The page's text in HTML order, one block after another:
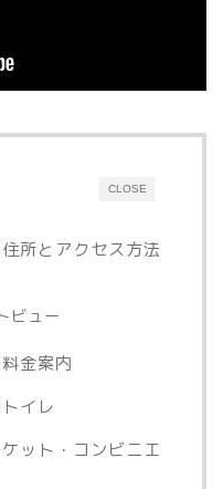
CLOSE
所とアクセス方法
ビュー
金案内
イレ
ット・コンビニエ